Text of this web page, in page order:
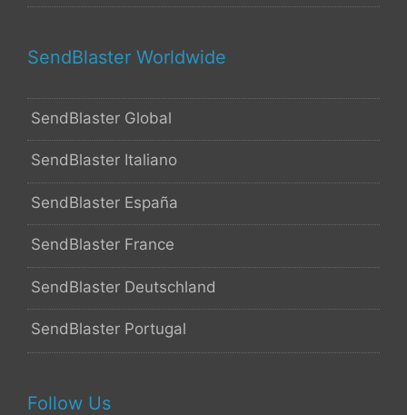
SendBlaster Worldwide
SendBlaster Global
SendBlaster Italiano
SendBlaster España
SendBlaster France
SendBlaster Deutschland
SendBlaster Portugal
Follow Us